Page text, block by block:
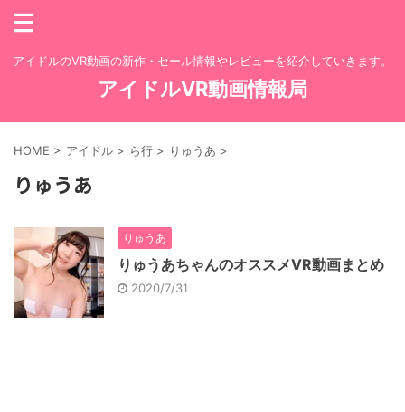
アイドルのVR動画の新作・セール情報やレビューを紹介していきます。
アイドルVR動画情報局
HOME > アイドル > ら行 > りゅうあ >
りゅうあ
りゅうあ
りゅうあちゃんのオススメVR動画まとめ
2020/7/31